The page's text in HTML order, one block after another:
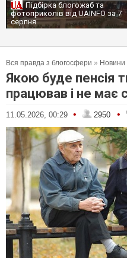
Підбірка блогожаб та
фотоприколів від UAINFO за 7
серпня
Вся правда з блогосфери » Новини
Якою буде пенсія
працював і не має
11.05.2026, 00:29 • 2950 •